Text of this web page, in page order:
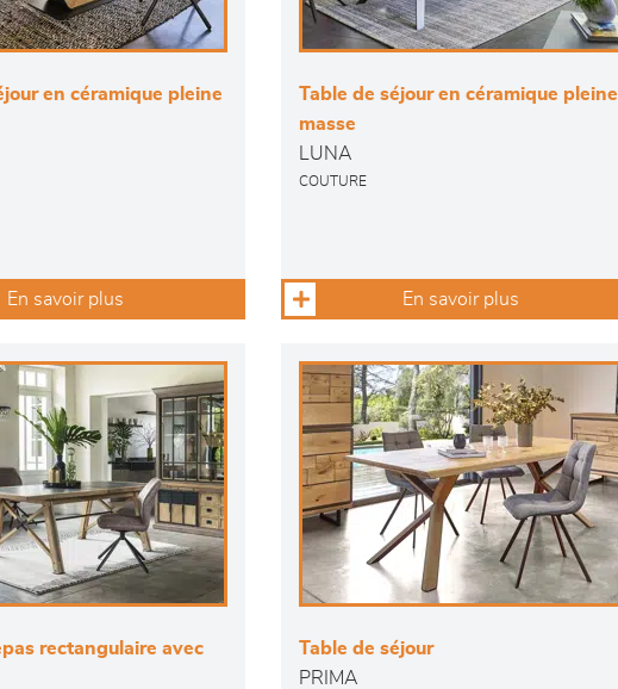
en céramique pleine
En savoir plus
Table de séjour en céramique pleine
masse
LUNA
COUTURE
En savoir plus
rectangulaire avec
Table de séjour
PRIMA